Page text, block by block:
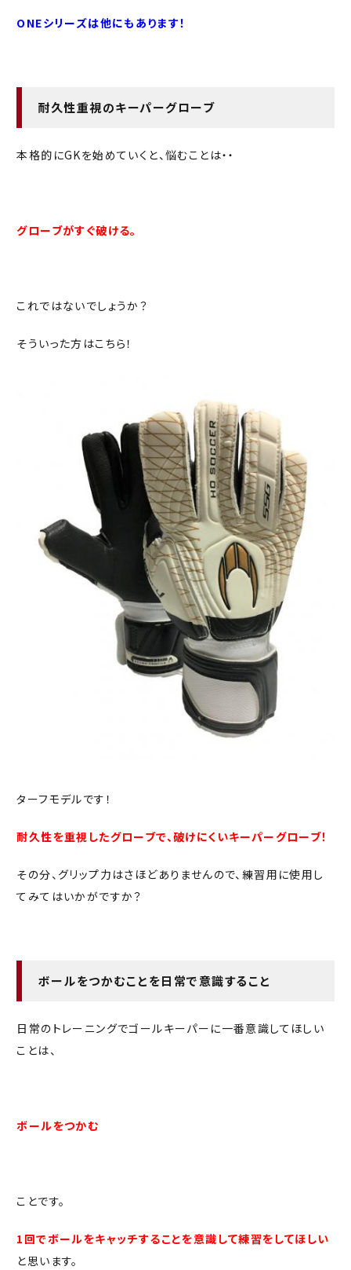
ONEシリーズは他にもあります！
耐久性重視のキーパーグローブ
本格的にGKを始めていくと、悩むことは・・
グローブがすぐ破ける。
これではないでしょうか？
そういった方はこちら！
ターフモデルです！
耐久性を重視したグローブで、破けにくいキーパーグローブ！
その分、グリップ力はさほどありませんので、練習用に使用し
てみてはいかがですか？
ボールをつかむことを日常で意識すること
日常のトレーニングでゴールキーパーに一番意識してほしい
ことは、
ボールをつかむ
ことです。
1回でボールをキャッチすることを意識して練習をしてほしい
と思います。